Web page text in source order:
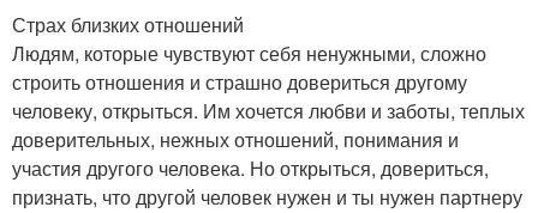
Страх близких отношений
Людям, которые чувствуют себя ненужными, сложно
строить отношения и страшно довериться другому
человеку, открыться. Им хочется любви и заботы, теплых
доверительных, нежных отношений, понимания и
участия другого человека. Но открыться, довериться,
признать, что другой человек нужен и ты нужен партнеру